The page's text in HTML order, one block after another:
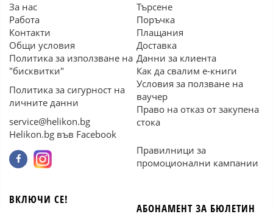
За нас
Работа
Контакти
Общи условия
Политика за използване на
"бисквитки"
Политика за сигурност на
личните данни
service@helikon.bg
Helikon.bg във Facebook
Търсене
Поръчка
Плащания
Доставка
Данни за клиента
Как да свалим е-книги
Условия за ползване на
ваучер
Право на отказ от закупена
стока
Правилници за
промоционални кампании
ВКЛЮЧИ СЕ!
АБОНАМЕНТ ЗА БЮЛЕТИН